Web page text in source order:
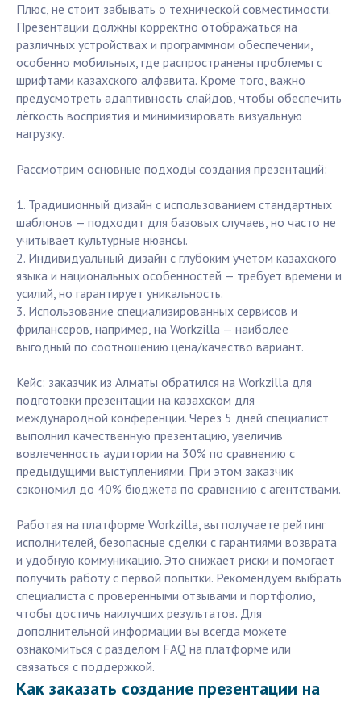
Плюс, не стоит забывать о технической совместимости.
Презентации должны корректно отображаться на
различных устройствах и программном обеспечении,
особенно мобильных, где распространены проблемы с
шрифтами казахского алфавита. Кроме того, важно
предусмотреть адаптивность слайдов, чтобы обеспечить
лёгкость восприятия и минимизировать визуальную
нагрузку.
Рассмотрим основные подходы создания презентаций:
1. Традиционный дизайн с использованием стандартных
шаблонов — подходит для базовых случаев, но часто не
учитывает культурные нюансы.
2. Индивидуальный дизайн с глубоким учетом казахского
языка и национальных особенностей — требует времени и
усилий, но гарантирует уникальность.
3. Использование специализированных сервисов и
фрилансеров, например, на Workzilla — наиболее
выгодный по соотношению цена/качество вариант.
Кейс: заказчик из Алматы обратился на Workzilla для
подготовки презентации на казахском для
международной конференции. Через 5 дней специалист
выполнил качественную презентацию, увеличив
вовлеченность аудитории на 30% по сравнению с
предыдущими выступлениями. При этом заказчик
сэкономил до 40% бюджета по сравнению с агентствами.
Работая на платформе Workzilla, вы получаете рейтинг
исполнителей, безопасные сделки с гарантиями возврата
и удобную коммуникацию. Это снижает риски и помогает
получить работу с первой попытки. Рекомендуем выбрать
специалиста с проверенными отзывами и портфолио,
чтобы достичь наилучших результатов. Для
дополнительной информации вы всегда можете
ознакомиться с разделом FAQ на платформе или
связаться с поддержкой.
Как заказать создание презентации на